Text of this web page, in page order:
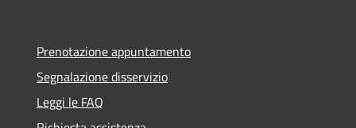
Prenotazione appuntamento
Segnalazione disservizio
Leggi le FAQ